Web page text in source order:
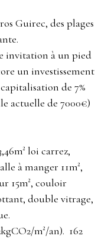
Guirec, des plages
invitation à un pied
un investissement
de 7%
actuelle de 7000€)
loi carrez,
à manger 11m²,
15m², couloir
double vitrage,
m²/an). 162